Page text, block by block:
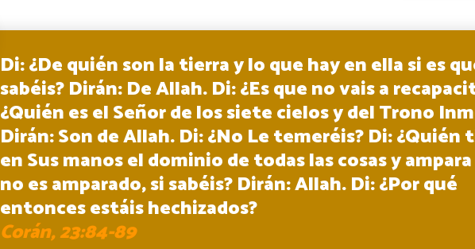
Di: ¿De quién son la tierra y lo que hay en ella si es
sabéis? Dirán: De Allah. Di: ¿Es que no vais a
¿Quién es el Señor de los siete cielos y del Trono
Dirán: Son de Allah. Di: ¿No Le temeréis? Di: ¿Quién
en Sus manos el dominio de todas las cosas y
no es amparado, si sabéis? Dirán: Allah. Di: ¿Por qué
entonces estáis hechizados?
Corán, 23:84-89